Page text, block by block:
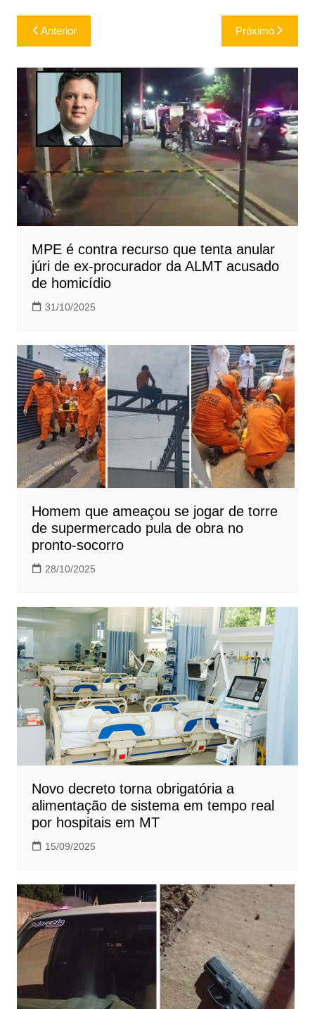
Navegação
de
Post
Anterior Próximo
MPE é contra recurso que tenta anular
júri de ex-procurador da ALMT acusado
de homicídio
31/10/2025
Homem que ameaçou se jogar de torre
de supermercado pula de obra no
pronto-socorro
28/10/2025
Novo decreto torna obrigatória a
alimentação de sistema em tempo real
por hospitais em MT
15/09/2025